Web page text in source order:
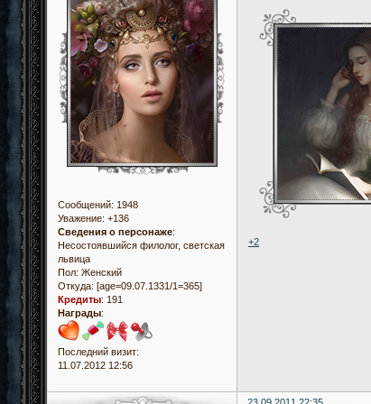
Сообщений: 1948
Уважение: +136
Сведения о персонаже:
Несостоявшийся филолог, светская
львица
Пол: Женский
Откуда: [age=09.07.1331/1=365]
Кредиты: 191
Награды:
Последний визит:
11.07.2012 12:56
+2
23.09.2011 22:35